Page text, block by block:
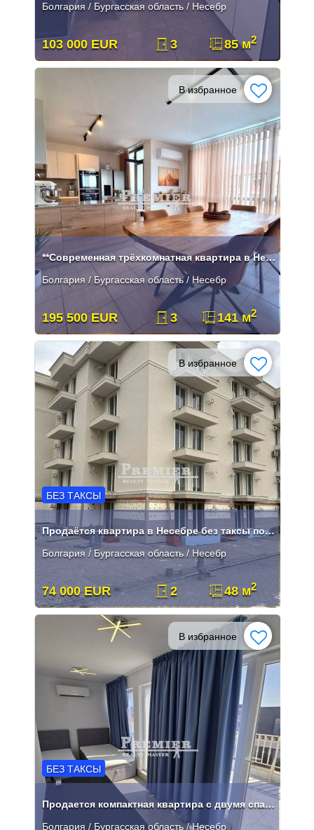
Болгария / Бургасская область / Несебр
103 000 EUR 3 85 м2
В избранное
**Современная трёхкомнатная квартира в Несебре в великолепном жилом ко
Болгария / Бургасская область / Несебр
195 500 EUR 3 141 м2
В избранное
БЕЗ ТАКСЫ
Продаётся квартира в Несебре без таксы поддержки!
Болгария / Бургасская область / Несебр
74 000 EUR 2 48 м2
В избранное
БЕЗ ТАКСЫ
Продается компактная квартира с двумя спальнями
Болгария / Бургасская область / Несебр